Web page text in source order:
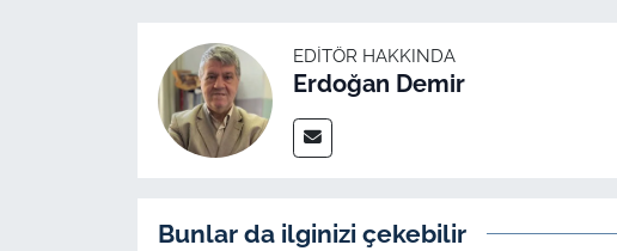
EDITÖR HAKKINDA
Erdoğan Demir
Bunlar da ilginizi çekebilir